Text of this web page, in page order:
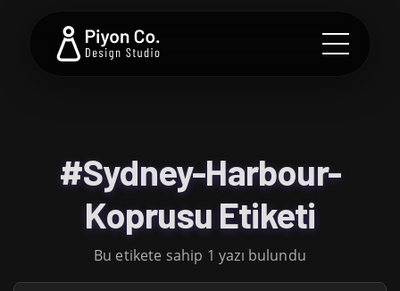
#Sydney-Harbour-
Koprusu Etiketi
Bu etikete sahip 1 yazı bulundu